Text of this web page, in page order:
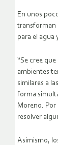
En unos
transforman
para el agua
“Se cree
ambientes
similares a
forma
Moreno. Por
resolver
Asimismo,